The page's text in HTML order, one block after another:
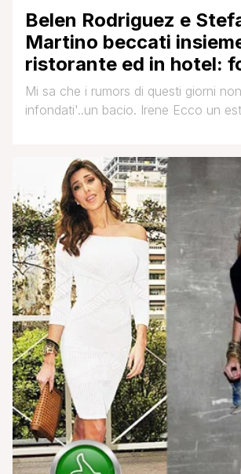
Belen Rodriguez e
Martino beccati
ristorante ed in hotel:
Mi sa che i rumors di questi giorni
infondati'..un bacio. Irene Ecco un
notizia, quella con la N maiuscola. Il
da giorni, ma adesso sembra
ballerino Stefano De Martino, suo [']